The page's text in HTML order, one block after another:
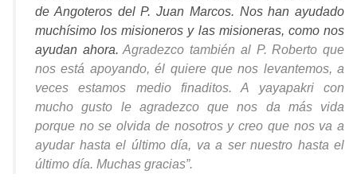
de Angoteros del P. Juan Marcos. Nos han ayudado
muchísimo los misioneros y las misioneras, como nos
ayudan ahora. Agradezco también al P. Roberto que
nos está apoyando, él quiere que nos levantemos, a
veces estamos medio finaditos. A yayapakri con
mucho gusto le agradezco que nos da más vida
porque no se olvida de nosotros y creo que nos va a
ayudar hasta el último día, va a ser nuestro hasta el
último día. Muchas gracias”.